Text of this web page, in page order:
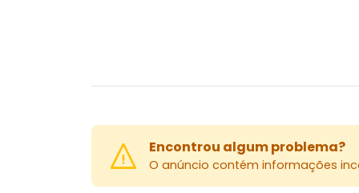
Encontrou algum problema?
O anúncio contém informações